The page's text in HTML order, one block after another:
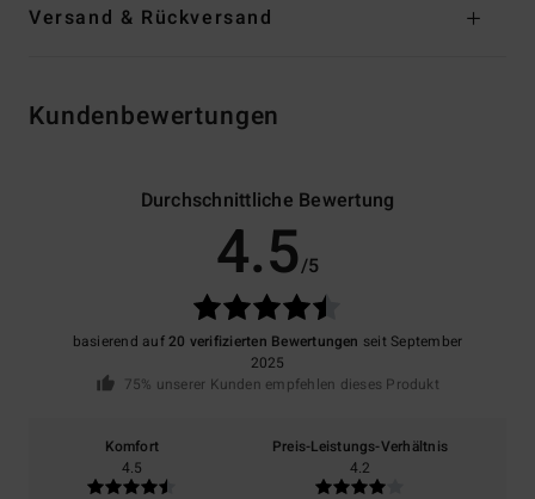
Versand & Rückversand
Kundenbewertungen
Durchschnittliche Bewertung
4.5/5
basierend auf20 verifizierten Bewertungen seit September
2025
75% unserer Kunden empfehlen dieses Produkt
Komfort
4.5
Preis-Leistungs-Verhältnis
4.2